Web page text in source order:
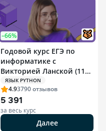
–66%
Годовой курс ЕГЭ по
информатике с
Викторией Ланской (11
класс)
ЯЗЫК PYTHON
4.93790отзывов
5 391
за весь курс
Далее